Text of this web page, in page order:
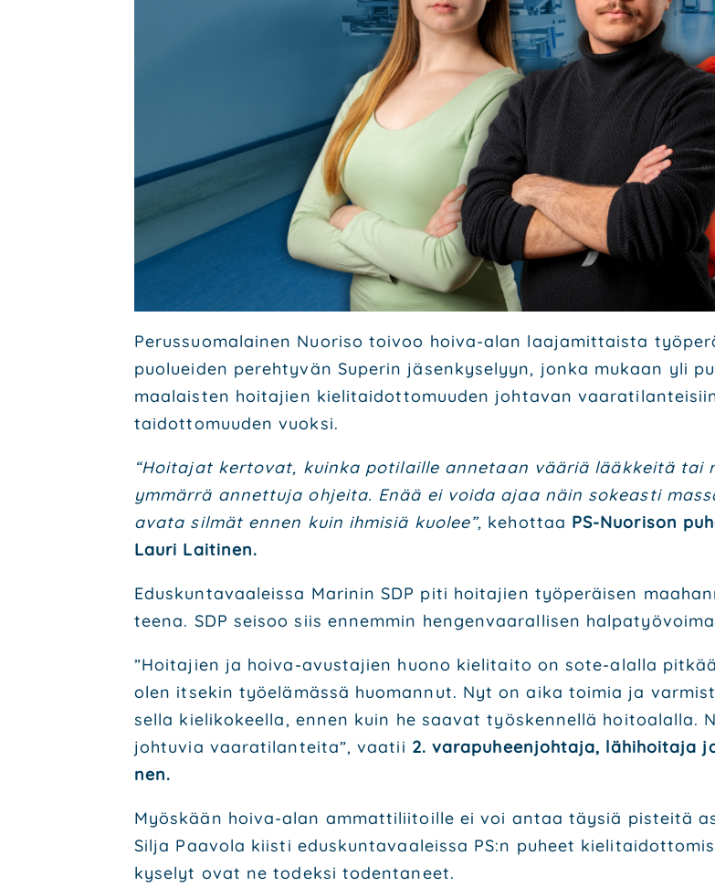
Perus­suo­ma­lai­nen Nuo­ri­so toi­voo hoi­va-alan laa­ja­mit­tais­ta
puo­luei­den pereh­ty­vän Supe­rin jäsen­ky­se­lyyn, jon­ka mukaan yli
maa­lais­ten hoi­ta­jien kie­li­tai­dot­to­muu­den joh­ta­van
tai­dot­to­muu­den vuok­si.
“Hoi­ta­jat ker­to­vat, kuin­ka poti­lail­le anne­taan vää­riä lääk­kei­tä tai
ymmär­rä annet­tu­ja ohjei­ta. Enää ei voi­da ajaa näin sokeas­ti
ava­ta sil­mät ennen kuin ihmi­siä kuo­lee”, kehot­taa PS-Nuo­ri­son
Lau­ri Lai­ti­nen.
Edus­kun­ta­vaa­leis­sa Mari­nin SDP piti hoi­ta­jien työ­pe­räi­sen
tee­na. SDP sei­soo siis ennem­min hen­gen­vaa­ral­li­sen
”Hoi­ta­jien ja hoi­va-avus­ta­jien huo­no kie­li­tai­to on sote-alal­la
olen itse­kin työ­elä­mäs­sä huo­man­nut. Nyt on aika toi­mia ja
sel­la kie­li­ko­keel­la, ennen kuin he saa­vat työs­ken­nel­lä hoi­toa­lal­la.
joh­tu­via vaa­ra­ti­lan­tei­ta”, vaa­tii 2. vara­pu­heen­joh­ta­ja, lähi­hoi­ta­ja
nen.
Myös­kään hoi­va-alan ammat­ti­lii­toil­le ei voi antaa täy­siä pis­tei­tä
Sil­ja Paa­vo­la kiis­ti edus­kun­ta­vaa­leis­sa PS:n puheet
ky­se­lyt ovat ne todek­si toden­ta­neet.